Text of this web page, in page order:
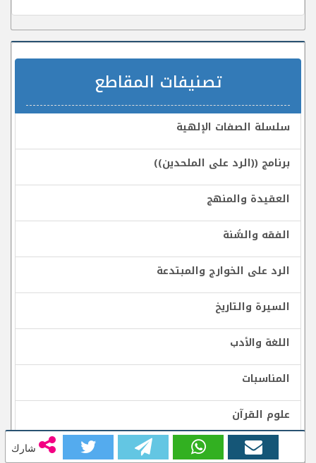
شارك
تصنيفات المقاطع
سلسلة الصفات الإلهية
برنامج ((الرد على الملحدين))
العقيدة والمنهج
الفقه والسُّنة
الرد على الخوارج والمبتدعة
السيرة والتاريخ
اللغة والأدب
المناسبات
علوم القرآن
الرقائق والمواعظ